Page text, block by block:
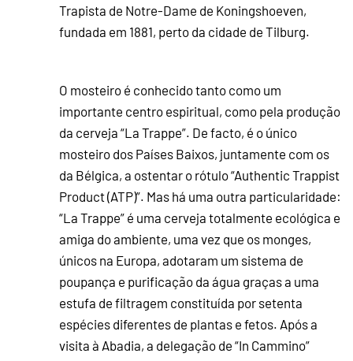
Trapista de Notre-Dame de Koningshoeven,
fundada em 1881, perto da cidade de Tilburg.
O mosteiro é conhecido tanto como um
importante centro espiritual, como pela produção
da cerveja “La Trappe”. De facto, é o único
mosteiro dos Países Baixos, juntamente com os
da Bélgica, a ostentar o rótulo “Authentic Trappist
Product (ATP)”. Mas há uma outra particularidade:
“La Trappe” é uma cerveja totalmente ecológica e
amiga do ambiente, uma vez que os monges,
únicos na Europa, adotaram um sistema de
poupança e purificação da água graças a uma
estufa de filtragem constituída por setenta
espécies diferentes de plantas e fetos. Após a
visita à Abadia, a delegação de “In Cammino”